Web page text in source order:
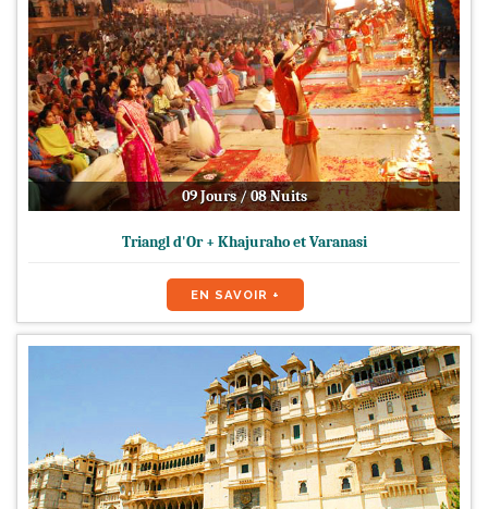
09 Jours / 08 Nuits
Triangl d'Or + Khajuraho et Varanasi
EN SAVOIR +